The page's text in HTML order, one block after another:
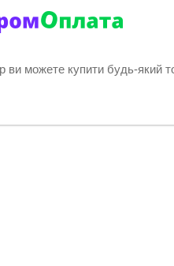
ви можете купити будь-який